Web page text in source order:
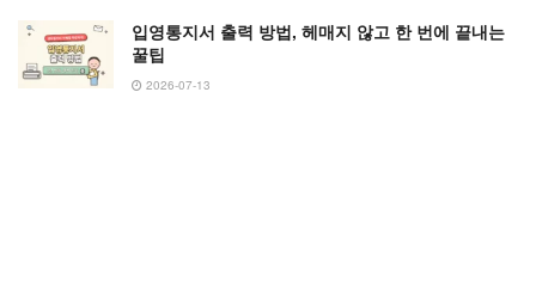
입영통지서 출력 방법, 헤매지 않고 한 번에 끝내는
꿀팁
2026-07-13